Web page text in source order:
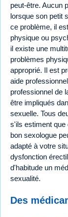
peut-être. Aucun
lorsque son petit
ce problème, il
physique ou
il existe une
problèmes
approprié. Il est
aide
professionnel de
être impliqués
sexuelle. Tous
s'ils estiment que
bon sexologue
adapté à votre
dysfonction
d'habitude un
sexualité.
Des